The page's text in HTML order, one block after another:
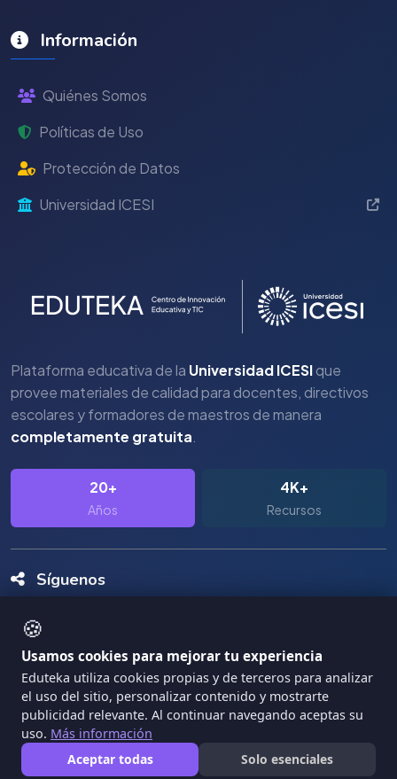
🍪
Usamos cookies para mejorar tu experiencia
Eduteka utiliza cookies propias y de terceros para analizar
el uso del sitio, personalizar contenido y mostrarte
publicidad relevante. Al continuar navegando aceptas su
uso. Más información
Aceptar todas
Solo esenciales
Información
Quiénes Somos
Políticas de Uso
Protección de Datos
Universidad ICESI
Plataforma educativa de la Universidad ICESIque
provee materiales de calidad para docentes, directivos
escolares y formadores de maestros de manera
completamente gratuita.
20+
Años
4K+
Recursos
Síguenos
Copyright Eduteka 2001-2026 - Universidad ICESI
Términos de Servicio